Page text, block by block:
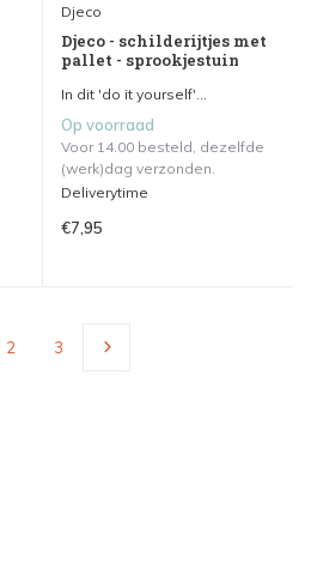
Djeco
Djeco - schilderijtjes met
pallet - sprookjestuin
In dit 'do it yourself'...
Op voorraad
Voor 14.00 besteld, dezelfde
(werk)dag verzonden.
Deliverytime
€7,95
2 3